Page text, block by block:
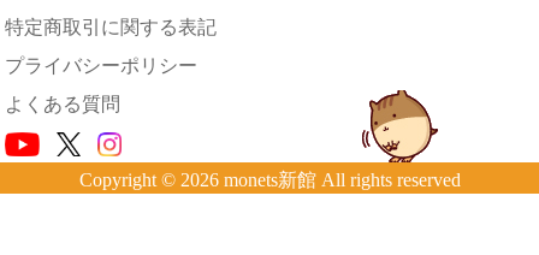
特定商取引に関する表記
プライバシーポリシー
よくある質問
Copyright © 2026 monets新館 All rights reserved